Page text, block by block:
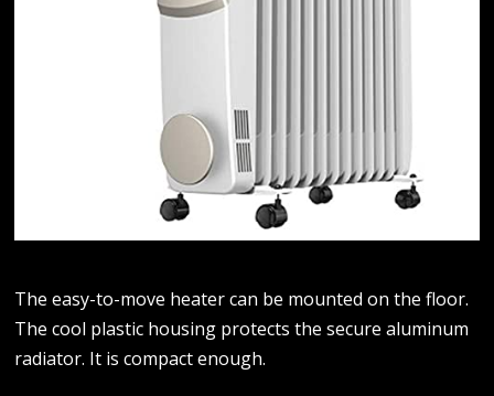
The easy-to-move heater can be mounted on the floor.
The cool plastic housing protects the secure aluminum
radiator. It is compact enough.